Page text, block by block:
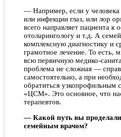
— Например, если у
или инфекции глаз, или лор
всего направляет пациента к
отоларингологу и т.д. А
комплексную диагностику и
грамотное лечение. То есть,
всю первичную медико-
проблема не сложная —
самостоятельно, а при
обратиться узкопрофильным
«ЦСМ». Это основное, что
терапевтов.
— Какой путь вы
семейным врачом?